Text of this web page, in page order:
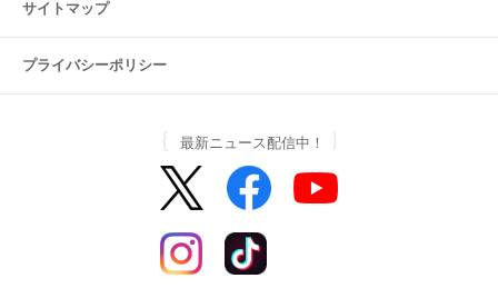
サイトマップ
プライバシーポリシー
最新ニュース配信中！